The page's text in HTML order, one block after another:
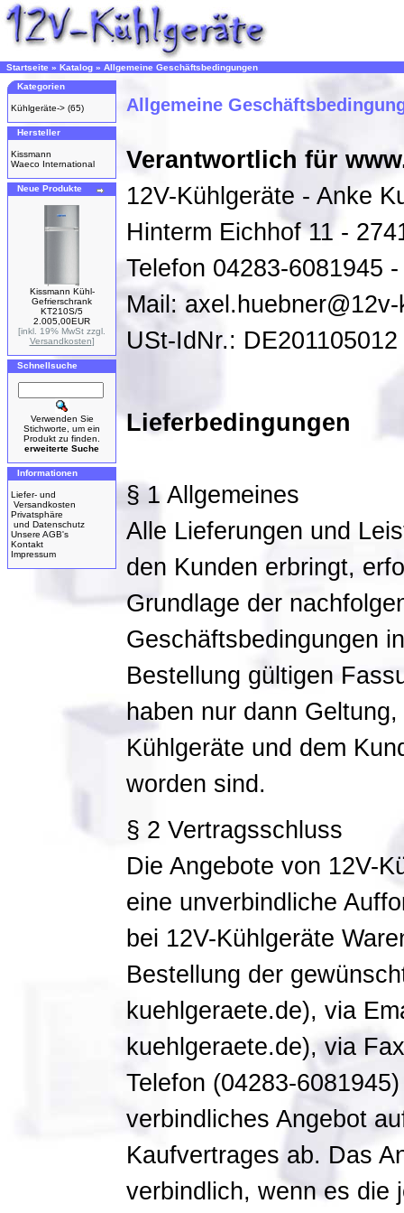
Startseite » Katalog » Allgemeine Geschäftsbedingungen
Kategorien
Kühlgeräte-> (65)
Hersteller
Kissmann
Waeco International
Neue Produkte
Kissmann Kühl-
Gefrierschrank
KT210S/5
2.005,00EUR
[inkl. 19% MwSt zzgl.
Versandkosten]
Schnellsuche
Verwenden Sie
Stichworte, um ein
Produkt zu finden.
erweiterte Suche
Informationen
Liefer- und
Versandkosten
Privatsphäre
und Datenschutz
Unsere AGB's
Kontakt
Impressum
Allgemeine
Verantwortlich für
12V-Kühlgeräte - Anke
Hinterm Eichhof 11 -
Telefon 04283-6081945
Mail:
USt-IdNr.: DE201105012
Lieferbedingungen
§ 1 Allgemeines
Alle Lieferungen und
den Kunden erbringt,
Grundlage der
Geschäftsbedingungen
Bestellung gültigen
haben nur dann
Kühlgeräte und dem
worden sind.
§ 2 Vertragsschluss
Die Angebote von 12V-
eine unverbindliche
bei 12V-Kühlgeräte
Bestellung der
kuehlgeraete.de), via
kuehlgeraete.de), via
Telefon (04283-
verbindliches Angebot
Kaufvertrages ab. Das
verbindlich, wenn es die